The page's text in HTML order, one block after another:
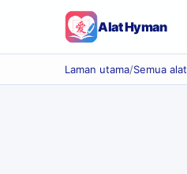
Alat Hyman
Laman utama/Semua alat